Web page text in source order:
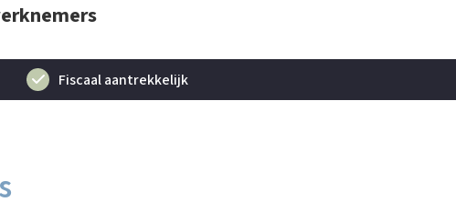
Fiscaal aantrekkelijk